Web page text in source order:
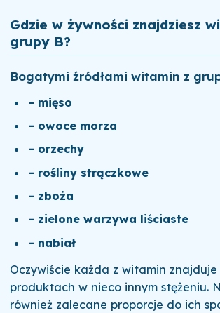
Gdzie w żywności znajdziesz
grupy B?
Bogatymi źródłami witamin z
- mięso
- owoce morza
- orzechy
- rośliny strączkowe
- zboża
- zielone warzywa liściaste
- nabiał
Oczywiście każda z witamin znajduje
produktach w nieco innym stężeniu.
również zalecane proporcje do ich